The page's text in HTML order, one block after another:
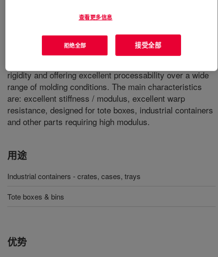
A narrow molecular weight distribution, high density
warpage, acceptable toughness, and good moldability.
This resin is ideally suited for injection molding crates,
rigidity and offering excellent processability over a wide
range of molding conditions. The main characteristics
are: excellent stiffness / modulus, excellent warp
resistance, designed for tote boxes, industrial containers
and other parts requiring high modulus.
用途
Industrial containers - crates, cases, trays
Tote boxes & bins
优势
查看更多信息
拒绝全部 接受全部